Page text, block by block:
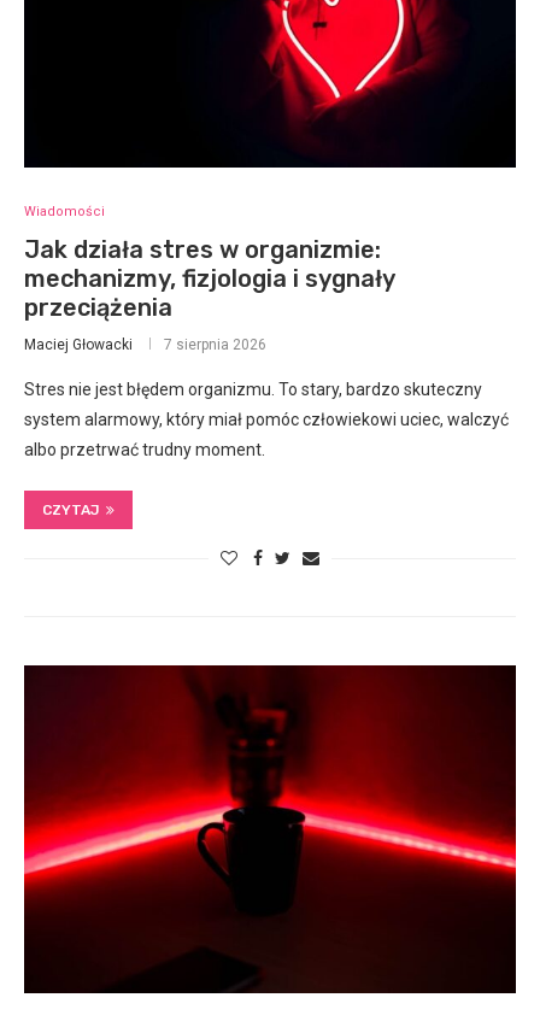
Wiadomości
Jak działa stres w organizmie:
mechanizmy, fizjologia i sygnały
przeciążenia
Maciej Głowacki 7 sierpnia 2026
Stres nie jest błędem organizmu. To stary, bardzo skuteczny
system alarmowy, który miał pomóc człowiekowi uciec, walczyć
albo przetrwać trudny moment.
CZYTAJ